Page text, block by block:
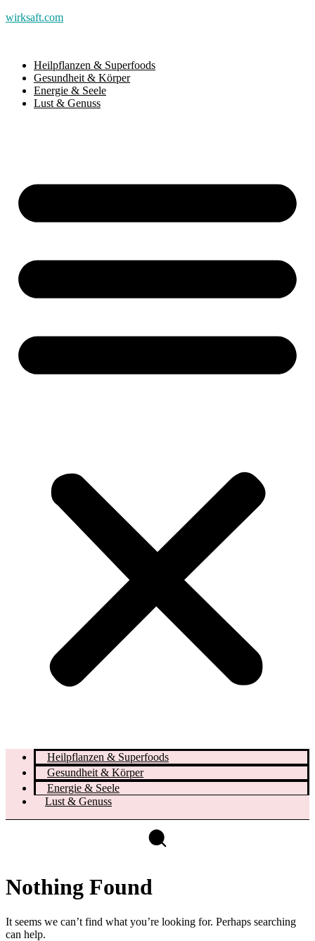
wirksaft.com
Heilpflanzen & Superfoods
Gesundheit & Körper
Energie & Seele
Lust & Genuss
Heilpflanzen & Superfoods
Gesundheit & Körper
Energie & Seele
Lust & Genuss
Nothing Found
It seems we can’t find what you’re looking for. Perhaps searching
can help.